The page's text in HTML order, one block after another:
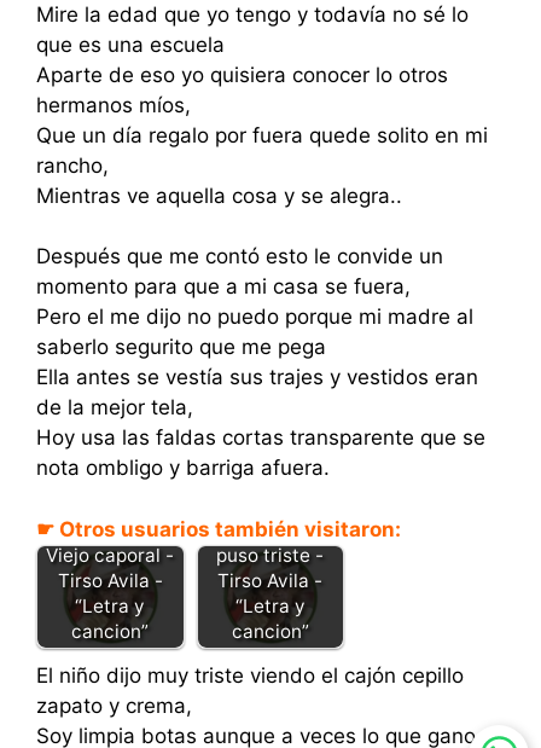
Mire la edad que yo tengo y todavía no sé lo
que es una escuela
Aparte de eso yo quisiera conocer lo otros
hermanos míos,
Que un día regalo por fuera quede solito en mi
rancho,
Mientras ve aquella cosa y se alegra..
Después que me contó esto le convide un
momento para que a mi casa se fuera,
Pero el me dijo no puedo porque mi madre al
saberlo segurito que me pega
Ella antes se vestía sus trajes y vestidos eran
de la mejor tela,
Hoy usa las faldas cortas transparente que se
nota ombligo y barriga afuera.
☛ Otros usuarios también visitaron:
Viejo caporal -
Tirso Avila -
“Letra y
cancion”
Mi llano se
puso triste -
Tirso Avila -
“Letra y
cancion”
El niño dijo muy triste viendo el cajón cepillo
zapato y crema,
Soy limpia botas aunque a veces lo que gano